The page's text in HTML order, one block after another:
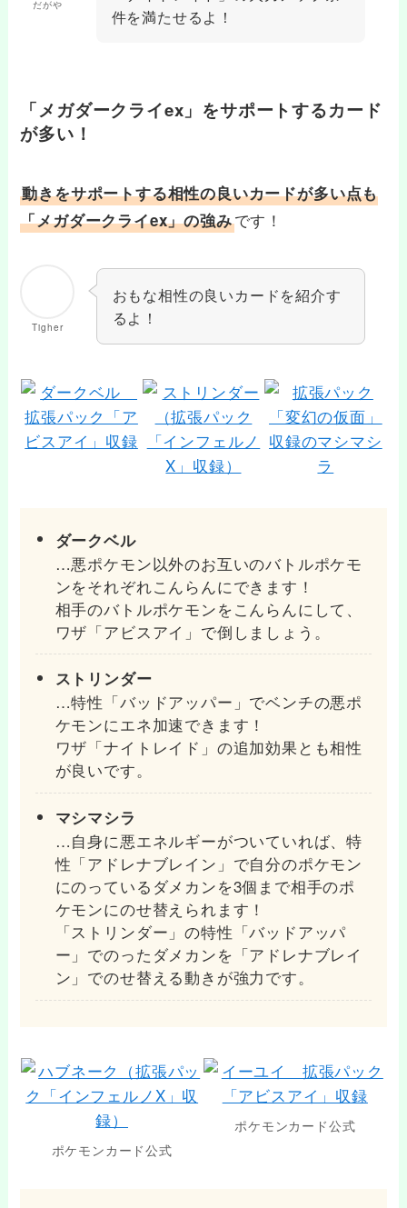
だがや
件を満たせるよ！
「メガダークライex」をサポートするカード
が多い！
動きをサポートする相性の良いカードが多い点も
「メガダークライex」の強みです！
Tigher
おもな相性の良いカードを紹介す
るよ！
ダークベル
…悪ポケモン以外のお互いのバトルポケモ
ンをそれぞれこんらんにできます！
相手のバトルポケモンをこんらんにして、
ワザ「アビスアイ」で倒しましょう。
ストリンダー
…特性「バッドアッパー」でベンチの悪ポ
ケモンにエネ加速できます！
ワザ「ナイトレイド」の追加効果とも相性
が良いです。
マシマシラ
…自身に悪エネルギーがついていれば、特
性「アドレナブレイン」で自分のポケモン
にのっているダメカンを3個まで相手のポ
ケモンにのせ替えられます！
「ストリンダー」の特性「バッドアッパ
ー」でのったダメカンを「アドレナブレイ
ン」でのせ替える動きが強力です。
ポケモンカード公式
ポケモンカード公式